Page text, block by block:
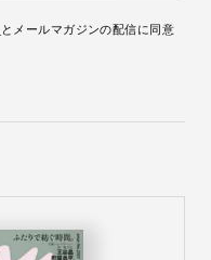
とメールマガジンの配信に同意